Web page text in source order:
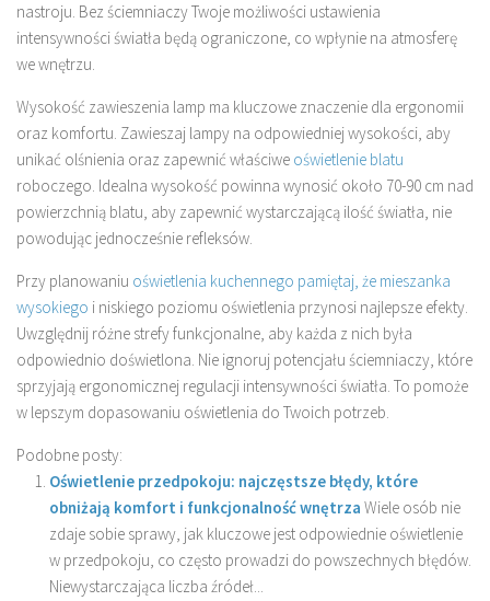
nastroju. Bez ściemniaczy Twoje możliwości ustawienia
intensywności światła będą ograniczone, co wpłynie na atmosferę
we wnętrzu.
Wysokość zawieszenia lamp ma kluczowe znaczenie dla ergonomii
oraz komfortu. Zawieszaj lampy na odpowiedniej wysokości, aby
unikać olśnienia oraz zapewnić właściwe oświetlenie blatu
roboczego. Idealna wysokość powinna wynosić około 70-90 cm nad
powierzchnią blatu, aby zapewnić wystarczającą ilość światła, nie
powodując jednocześnie refleksów.
Przy planowaniu oświetlenia kuchennego pamiętaj, że mieszanka
wysokiego i niskiego poziomu oświetlenia przynosi najlepsze efekty.
Uwzględnij różne strefy funkcjonalne, aby każda z nich była
odpowiednio doświetlona. Nie ignoruj potencjału ściemniaczy, które
sprzyjają ergonomicznej regulacji intensywności światła. To pomoże
w lepszym dopasowaniu oświetlenia do Twoich potrzeb.
Podobne posty:
Oświetlenie przedpokoju: najczęstsze błędy, które
obniżają komfort i funkcjonalność wnętrza Wiele osób nie
zdaje sobie sprawy, jak kluczowe jest odpowiednie oświetlenie
w przedpokoju, co często prowadzi do powszechnych błędów.
Niewystarczająca liczba źródeł...